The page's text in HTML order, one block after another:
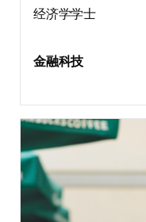
经济学学士
金融科技